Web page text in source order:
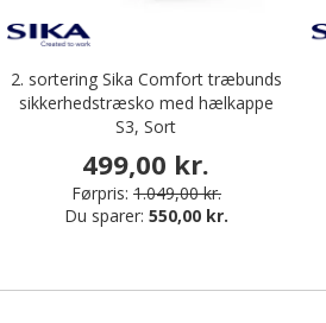
2. sortering Sika Comfort træbunds
sikkerhedstræsko med hælkappe
S3, Sort
499,00 kr.
Førpris: 1.049,00 kr.
Du sparer: 550,00 kr.